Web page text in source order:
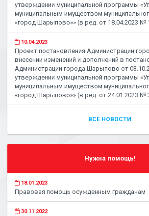
утверждении муниципальной программы
муниципальным имуществом
«город Шарыпово»» (в ред. от 18.04.2023 №
10.04.2023
Проект постановления Администрации
внесении изменений и дополнений в
Администрации города Шарыпово от
утверждении муниципальной программы
муниципальным имуществом
«город Шарыпово»» (в ред. от 24.01.2023 №
ВСЕ НОВОСТИ
Нужна помощь!
18.01.2023
Правовая помощь осужденным гражданам
30.11.2022